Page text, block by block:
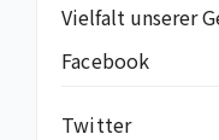
Vielfalt unserer
Facebook
Twitter